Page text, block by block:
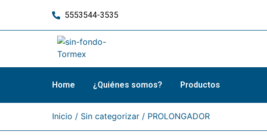
5553544-3535
Home ¿Quiénes somos? Productos
Inicio / Sin categorizar / PROLONGADOR